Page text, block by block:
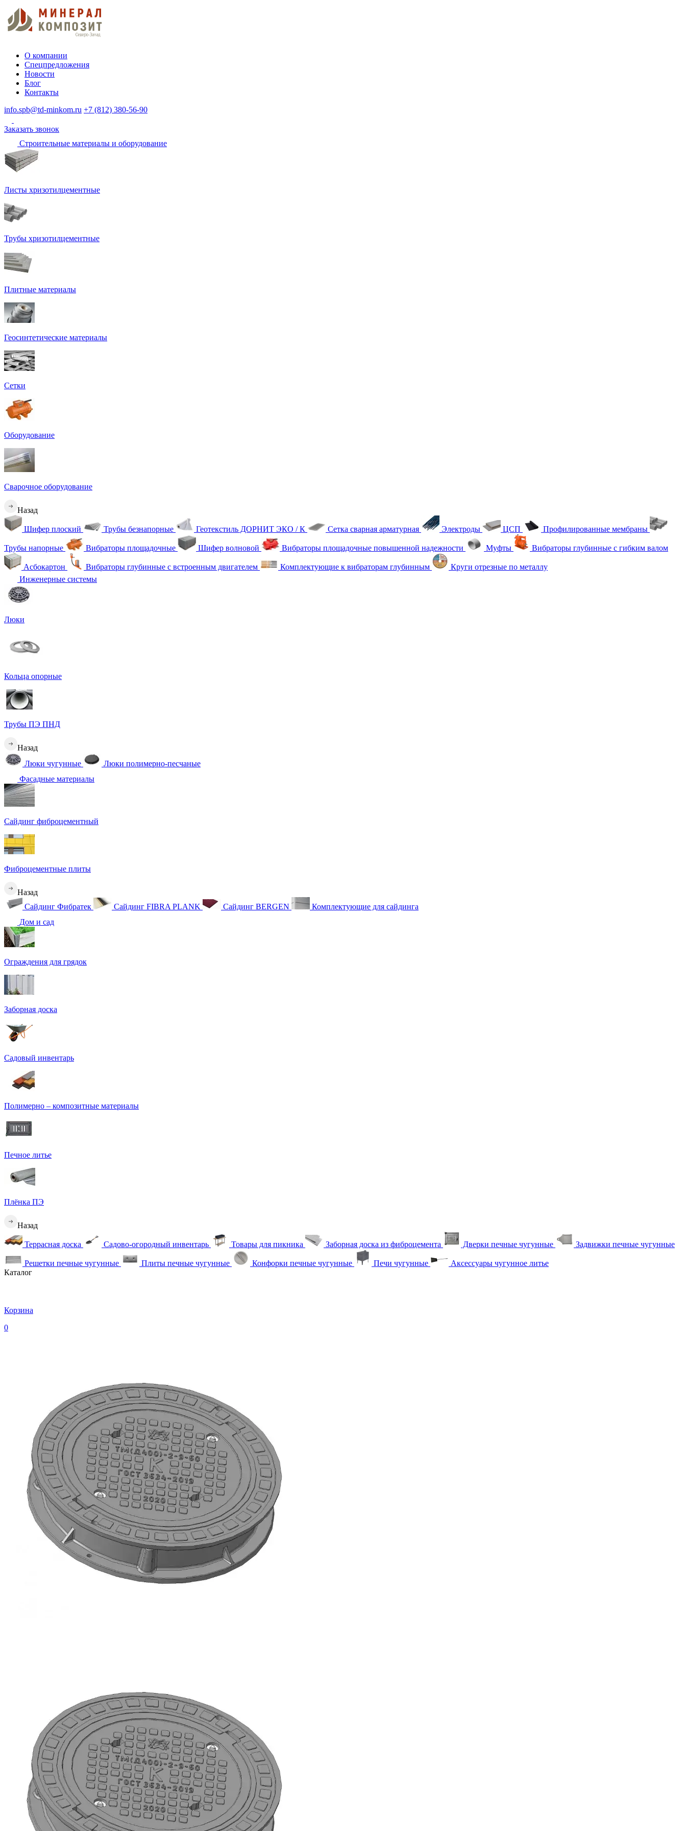
О компании
Спецпредложения
Новости
Блог
Контакты
info.spb@td-minkom.ru +7 (812) 380-56-90
Заказать звонок
Строительные материалы и оборудование
Листы хризотилцементные
Трубы хризотилцементные
Плитные материалы
Геосинтетические материалы
Сетки
Оборудование
Сварочное оборудование
Назад
Шифер плоский Трубы безнапорные Геотекстиль ДОРНИТ ЭКО / К Сетка сварная арматурная Электроды ЦСП Профилированные мембраны
Трубы напорные Вибраторы площадочные Шифер волновой Вибраторы площадочные повышенной надежности Муфты Вибраторы глубинные с гибким валом
Асбокартон Вибраторы глубинные с встроенным двигателем Комплектующие к вибраторам глубинным
Круги отрезные по металлу
Инженерные системы
Люки
Кольца опорные
Трубы ПЭ ПНД
Назад
Люки чугунные
Люки полимерно-песчаные
Фасадные материалы
Сайдинг фиброцементный
Фиброцементные плиты
Назад
Сайдинг Фибратек
Сайдинг FIBRA PLANK Сайдинг BERGEN
Комплектующие для сайдинга
Дом и сад
Ограждения для грядок
Заборная доска
Садовый инвентарь
Полимерно – композитные материалы
Печное литье
Плёнка ПЭ
Назад
Террасная доска Садово-огородный инвентарь Товары для пикника Заборная доска из фиброцемента Дверки печные чугунные Задвижки печные чугунные
Решетки печные чугунные Плиты печные чугунные Конфорки печные чугунные Печи чугунные
Аксессуары чугунное литье
Каталог
Корзина
0